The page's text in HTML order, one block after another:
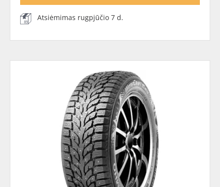
Atsiėmimas rugpjūčio 7 d.